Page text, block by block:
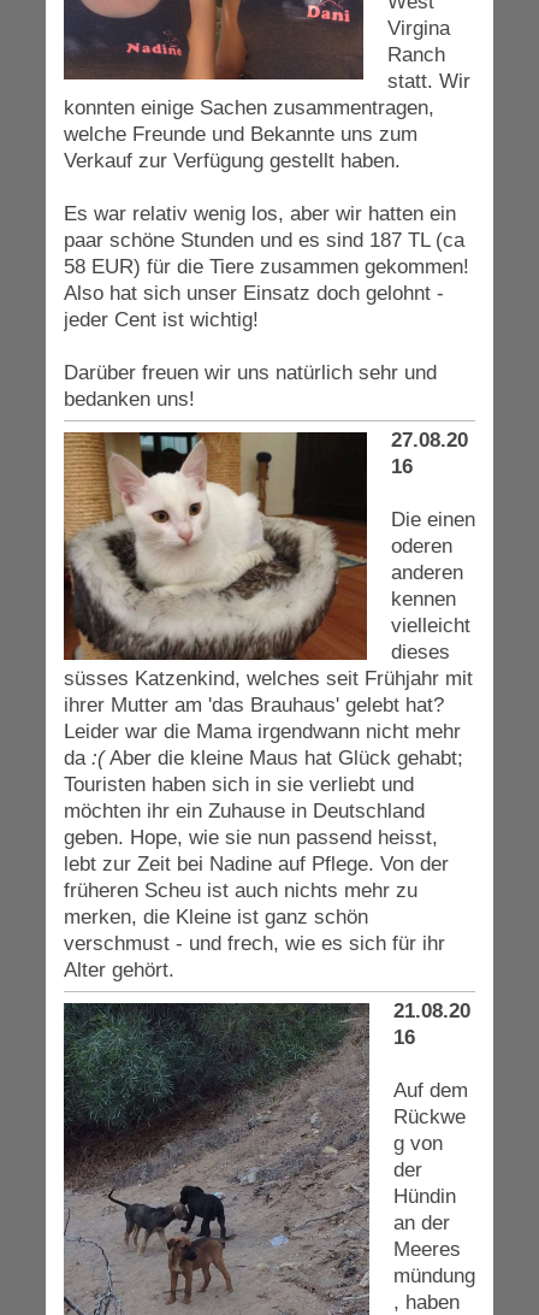
Virgina
Ranch
statt. Wir
konnten einige Sachen zusammentragen,
welche Freunde und Bekannte uns zum
Verkauf zur Verfügung gestellt haben.
Es war relativ wenig los, aber wir hatten ein
paar schöne Stunden und es sind 187 TL (ca
58 EUR) für die Tiere zusammen gekommen!
Also hat sich unser Einsatz doch gelohnt -
jeder Cent ist wichtig!
Darüber freuen wir uns natürlich sehr und
bedanken uns!
27.08.20
16
Die einen
oderen
anderen
kennen
vielleicht
dieses
süsses Katzenkind, welches seit Frühjahr mit
ihrer Mutter am 'das Brauhaus' gelebt hat?
Leider war die Mama irgendwann nicht mehr
da :(Aber die kleine Maus hat Glück gehabt;
Touristen haben sich in sie verliebt und
möchten ihr ein Zuhause in Deutschland
geben. Hope, wie sie nun passend heisst,
lebt zur Zeit bei Nadine auf Pflege. Von der
früheren Scheu ist auch nichts mehr zu
merken, die Kleine ist ganz schön
verschmust - und frech, wie es sich für ihr
Alter gehört.
21.08.20
16
Auf dem
Rückwe
g von
der
Hündin
an der
Meeres
mündung
, haben